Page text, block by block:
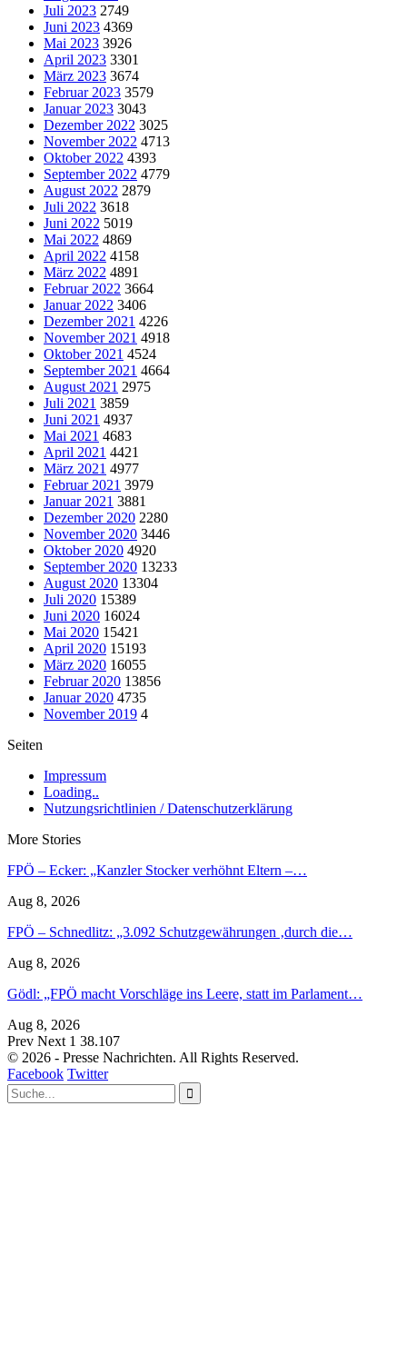
Juli 2023 2749
Juni 2023 4369
Mai 2023 3926
April 2023 3301
März 2023 3674
Februar 2023 3579
Januar 2023 3043
Dezember 2022 3025
November 2022 4713
Oktober 2022 4393
September 2022 4779
August 2022 2879
Juli 2022 3618
Juni 2022 5019
Mai 2022 4869
April 2022 4158
März 2022 4891
Februar 2022 3664
Januar 2022 3406
Dezember 2021 4226
November 2021 4918
Oktober 2021 4524
September 2021 4664
August 2021 2975
Juli 2021 3859
Juni 2021 4937
Mai 2021 4683
April 2021 4421
März 2021 4977
Februar 2021 3979
Januar 2021 3881
Dezember 2020 2280
November 2020 3446
Oktober 2020 4920
September 2020 13233
August 2020 13304
Juli 2020 15389
Juni 2020 16024
Mai 2020 15421
April 2020 15193
März 2020 16055
Februar 2020 13856
Januar 2020 4735
November 2019 4
Seiten
Impressum
Loading..
Nutzungsrichtlinien / Datenschutzerklärung
More Stories
FPÖ – Ecker: „Kanzler Stocker verhöhnt Eltern –…
Aug 8, 2026
FPÖ – Schnedlitz: „3.092 Schutzgewährungen ‚durch die…
Aug 8, 2026
Gödl: „FPÖ macht Vorschläge ins Leere, statt im Parlament…
Aug 8, 2026
Prev Next 1 38.107
© 2026 - Presse Nachrichten. All Rights Reserved.
Facebook Twitter